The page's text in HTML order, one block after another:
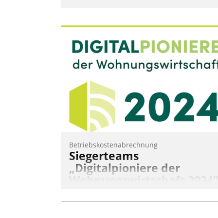
Betriebskostenabrechnung
Siegerteams
„Digitalpioniere der
Wohnungswirtschaft 2024“